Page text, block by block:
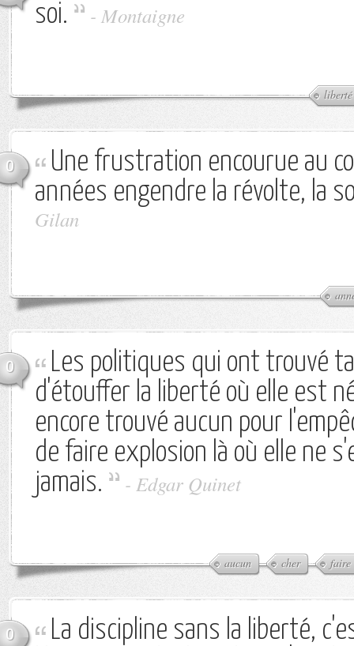
soi.
- Montaigne
liberté
0
Une frustration encourue au
années engendre la révolte, la
Gilan
0
Les politiques qui ont trouvé
d'étouffer la liberté où elle est
encore trouvé aucun pour
de faire explosion là où elle ne
jamais.
- Edgar Quinet
aucun cher faire
0
La discipline sans la liberté,